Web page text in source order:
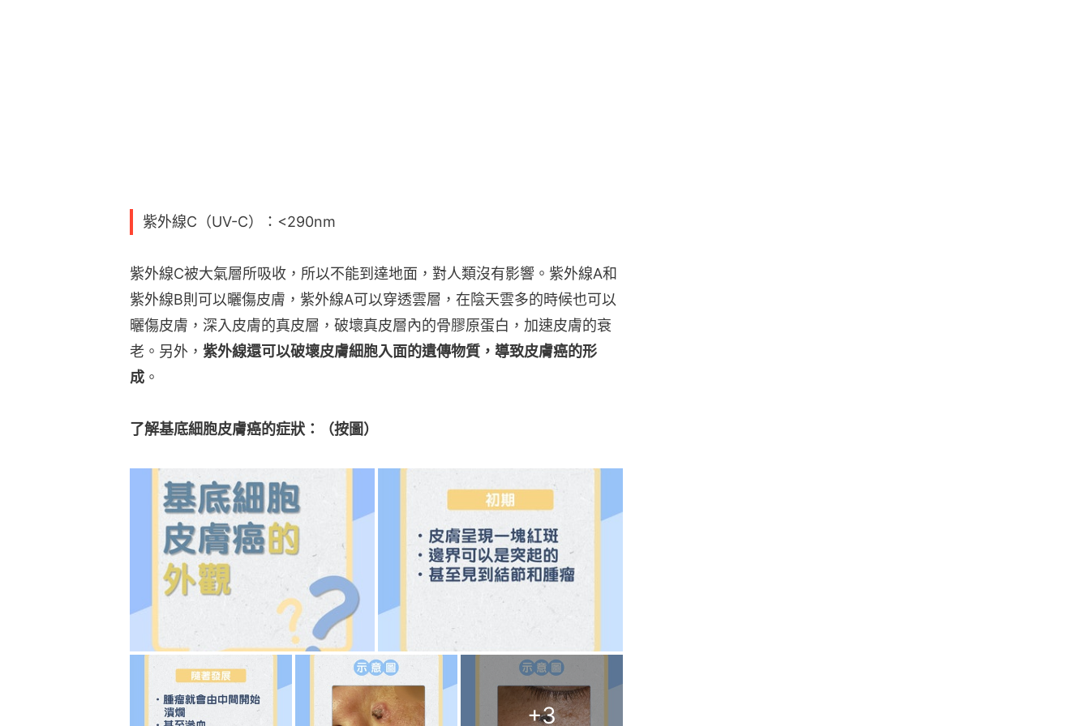
紫外線C（UV-C）：<290nm
紫外線C被大氣層所吸收，所以不能到達地面，對人類沒有影響。紫外線A和
紫外線B則可以曬傷皮膚，紫外線A可以穿透雲層，在陰天雲多的時候也可以
曬傷皮膚，深入皮膚的真皮層，破壞真皮層內的骨膠原蛋白，加速皮膚的衰
老。另外， 紫外線還可以破壞皮膚細胞入面的遺傳物質，導致皮膚癌的形
成 。
了解基底細胞皮膚癌的症狀：（按圖）
+3